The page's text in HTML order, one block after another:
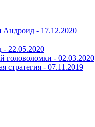
Андроид - 17.12.2020
- 22.05.2020
головоломки - 02.03.2020
стратегия - 07.11.2019